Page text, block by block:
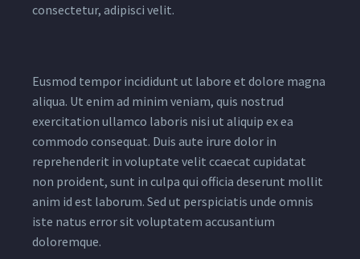
consectetur, adipisci velit.
Eusmod tempor incididunt ut labore et dolore magna
aliqua. Ut enim ad minim veniam, quis nostrud
exercitation ullamco laboris nisi ut aliquip ex ea
commodo consequat. Duis aute irure dolor in
reprehenderit in voluptate velit ccaecat cupidatat
non proident, sunt in culpa qui officia deserunt mollit
anim id est laborum. Sed ut perspiciatis unde omnis
iste natus error sit voluptatem accusantium
doloremque.